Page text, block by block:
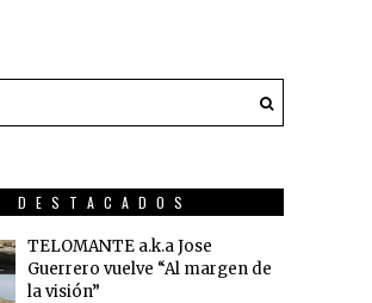
DESTACADOS
TELOMANTE a.k.a Jose
Guerrero vuelve “Al margen de
la visión”